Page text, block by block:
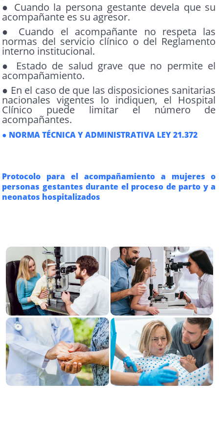
● Cuando la persona gestante devela que su
acompañante es su agresor.
● Cuando el acompañante no respeta las
normas del servicio clínico o del Reglamento
interno institucional.
● Estado de salud grave que no permite el
acompañamiento.
● En el caso de que las disposiciones sanitarias
nacionales vigentes lo indiquen, el Hospital
Clínico puede limitar el número de
acompañantes.
● NORMA TÉCNICA Y ADMINISTRATIVA LEY 21.372
Protocolo para el acompañamiento a mujeres o
personas gestantes durante el proceso de parto y a
neonatos hospitalizados